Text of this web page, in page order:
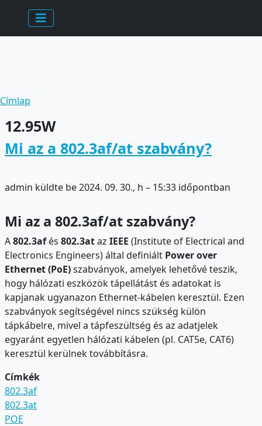
Ugrás a tartalomra
Morzsa
Címlap
12.95W
Mi az a 802.3af/at szabvány?
admin küldte be2024. 09. 30., h – 15:33 időpontban
Mi az a 802.3af/at szabvány?
A802.3afés 802.3ataz IEEE (Institute of Electrical and
Electronics Engineers) által definiált Power over
Ethernet (PoE)szabványok, amelyek lehetővé teszik,
hogy hálózati eszközök tápellátást és adatokat is
kapjanak ugyanazon Ethernet-kábelen keresztül. Ezen
szabványok segítségével nincs szükség külön
tápkábelre, mivel a tápfeszültség és az adatjelek
egyaránt egyetlen hálózati kábelen (pl. CAT5e, CAT6)
keresztül kerülnek továbbításra.
Címkék
802.3af
802.3at
POE